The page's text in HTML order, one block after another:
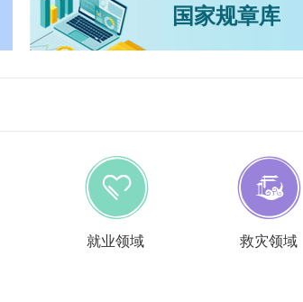
国家规章库
就业领域 救灾领域